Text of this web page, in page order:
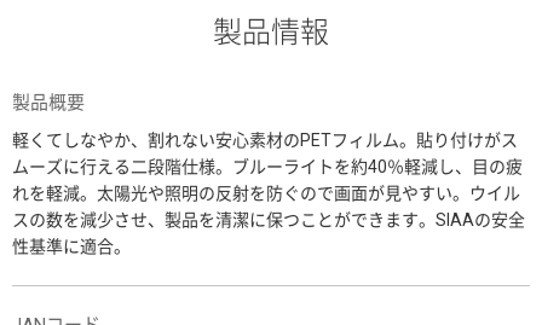
製品情報
製品概要
軽くてしなやか、割れない安心素材のPETフィルム。貼り付けがス
ムーズに行える二段階仕様。ブルーライトを約40％軽減し、目の疲
れを軽減。太陽光や照明の反射を防ぐので画面が見やすい。ウイル
スの数を減少させ、製品を清潔に保つことができます。SIAAの安全
性基準に適合。